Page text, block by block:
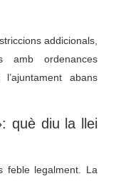
addicionals,
amb ordenances
abans
què diu la llei
feble legalment. La